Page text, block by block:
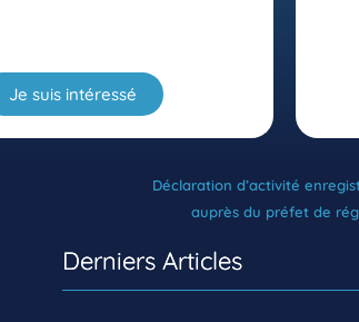
Je suis intéressé
Déclaration d’activité
auprès du préfet de
Derniers Articles